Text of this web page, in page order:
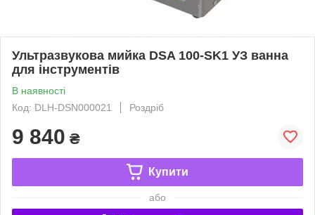
Ультразвукова мийка DSA 100-SK1 УЗ ванна
для інструментів
В наявності
Код: DLH-DSN000021
Роздріб
9 840 ₴
Купити
або